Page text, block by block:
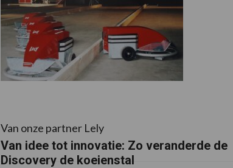
Van onze partner Lely
Van idee tot innovatie: Zo veranderde de
Discovery de koeienstal